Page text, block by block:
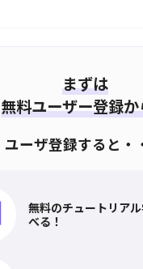
まずは
無料ユーザー登録
ユーザ登録すると・
無料のチュートリアル
べる！